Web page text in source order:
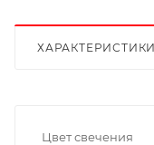
ХАРАКТЕРИСТИКИ
Цвет свечения